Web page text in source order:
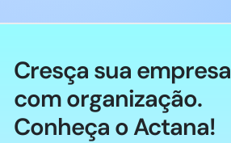
Cresça sua empresa
com organização.
Conheça o Actana!